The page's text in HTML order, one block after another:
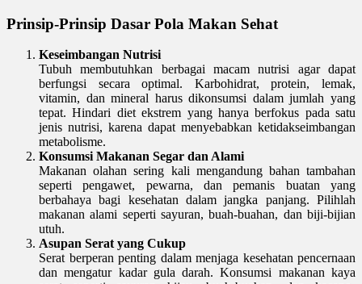
Prinsip-Prinsip Dasar Pola Makan Sehat
Keseimbangan Nutrisi
Tubuh membutuhkan berbagai macam nutrisi agar dapat
berfungsi secara optimal. Karbohidrat, protein, lemak,
vitamin, dan mineral harus dikonsumsi dalam jumlah yang
tepat. Hindari diet ekstrem yang hanya berfokus pada satu
jenis nutrisi, karena dapat menyebabkan ketidakseimbangan
metabolisme.
Konsumsi Makanan Segar dan Alami
Makanan olahan sering kali mengandung bahan tambahan
seperti pengawet, pewarna, dan pemanis buatan yang
berbahaya bagi kesehatan dalam jangka panjang. Pilihlah
makanan alami seperti sayuran, buah-buahan, dan biji-bijian
utuh.
Asupan Serat yang Cukup
Serat berperan penting dalam menjaga kesehatan pencernaan
dan mengatur kadar gula darah. Konsumsi makanan kaya